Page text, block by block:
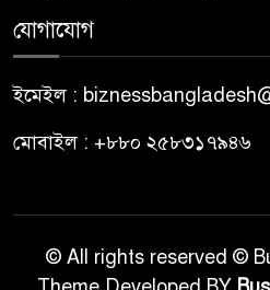
যোগাযোগ
ইমেইল :
মোবাইল : +৮৮০ ২৫৮৩১৭৯৪৬
© All rights reserved ©